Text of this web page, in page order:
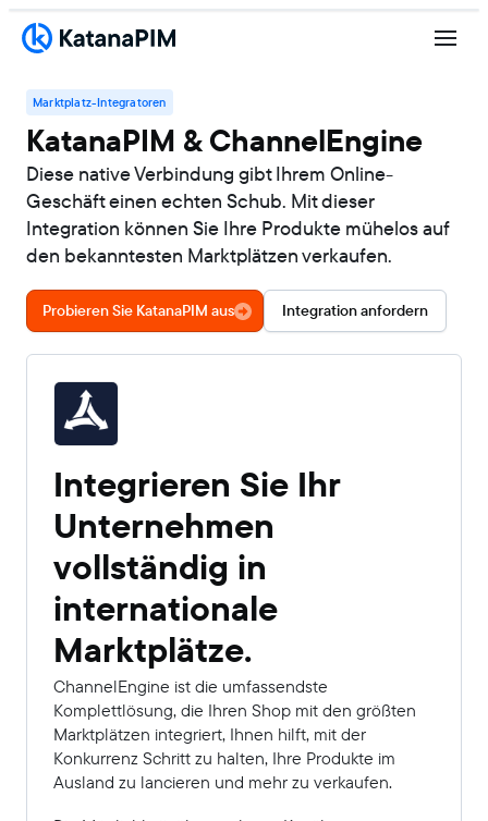
Marktplatz-Integratoren
KatanaPIM & ChannelEngine
Diese native Verbindung gibt Ihrem Online-
Geschäft einen echten Schub. Mit dieser
Integration können Sie Ihre Produkte mühelos auf
den bekanntesten Marktplätzen verkaufen.
Probieren Sie KatanaPIM aus Integration anfordern
Integrieren Sie Ihr
Unternehmen
vollständig in
internationale
Marktplätze.
ChannelEngine ist die umfassendste
Komplettlösung, die Ihren Shop mit den größten
Marktplätzen integriert, Ihnen hilft, mit der
Konkurrenz Schritt zu halten, Ihre Produkte im
Ausland zu lancieren und mehr zu verkaufen.